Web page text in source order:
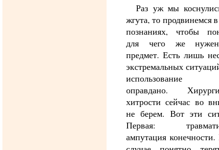
Раз уж мы
жгута, то продвинемся
познаниях, чтобы
для чего же
предмет. Есть лишь
экстремальных
использование
оправдано.
хитрости сейчас во
не берем. Вот эти
Первая:
ампутация